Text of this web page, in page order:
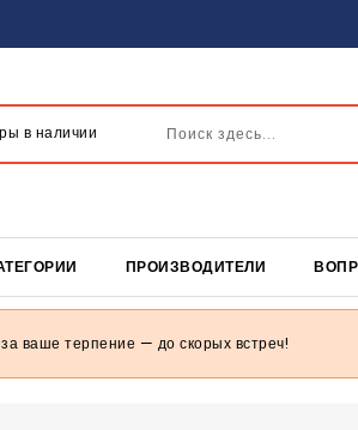
в наличии
ПРОИЗВОДИТЕЛИ
ваше терпение — до скорых встреч!